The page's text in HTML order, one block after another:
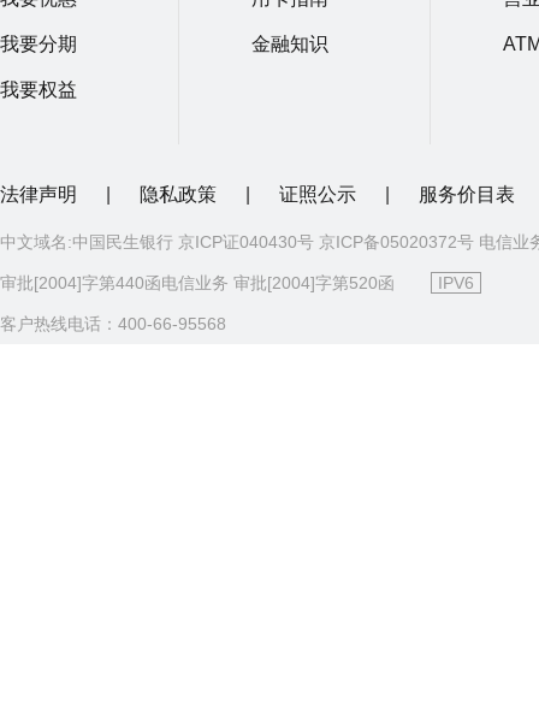
我要分期
我要权益
金融知识
法律声明 隐私政策 证照公示 服务价目表
中文域名:中国民生银行 京ICP证040430号 京ICP备05020372号 电信业
审批[2004]字第440函电信业务 审批[2004]字第520函 IPV6
客户热线电话：400-66-95568